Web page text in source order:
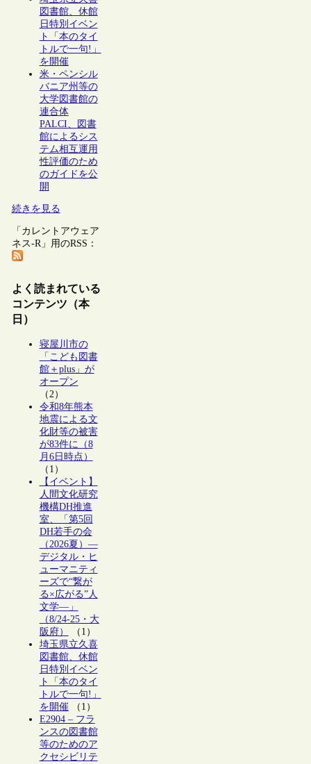
図書館、休館
日特別イベン
ト「本のタイ
トルで一句!」
を開催
米・ペンシル
バニア州等の
大学図書館の
連合体
PALCI、図書
館によるシス
テム相互運用
性評価のため
のガイドを公
開
続きを見る
「カレントアウェア
ネス-R」用のRSS：
よく読まれている
コンテンツ（本
日）
寝屋川市の
「こども図書
館＋plus」が
オープン
（2）
令和8年熊本
地震による文
化財等の被害
が83件に（8
月6日時点）
（1）
【イベント】
人間文化研究
機構DH推進
室、「第5回
DH若手の会
（2026夏）―
デジタル・ヒ
ューマニティ
ーズで“繋が
る×広がる”人
文学―」
（8/24-25・大
阪府）
（1）
埼玉県立久喜
図書館、休館
日特別イベン
ト「本のタイ
トルで一句!」
を開催（1）
E2904 – フラ
ンスの図書館
等のためのア
クセシビリテ